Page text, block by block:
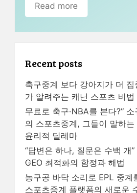
Read more
Recent posts
축구중계 보다 강아지가 더
가 알려주는 캐닌 스포츠 비법
무료로 축구·NBA를 본다?”
의 스포츠중계, 그들이 말하
윤리적 딜레마
“답변은 하나, 질문은 수백 개
GEO 최적화의 함정과 해법
농구공 바닥 소리로 EPL 중계
스포츠중계 플랫폼의 새로운